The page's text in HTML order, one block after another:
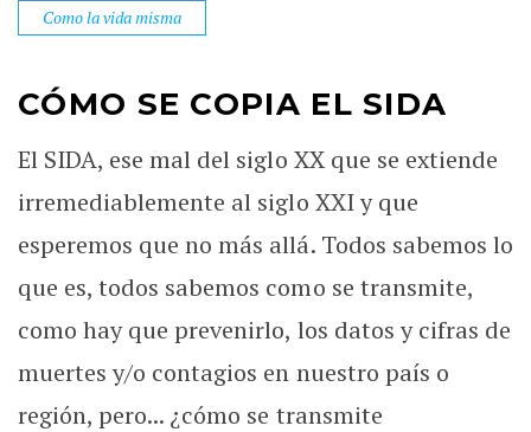
Como la vida misma
CÓMO SE COPIA EL SIDA
El SIDA, ese mal del siglo XX que se extiende
irremediablemente al siglo XXI y que
esperemos que no más allá. Todos sabemos lo
que es, todos sabemos como se transmite,
como hay que prevenirlo, los datos y cifras de
muertes y/o contagios en nuestro país o
región, pero... ¿cómo se transmite